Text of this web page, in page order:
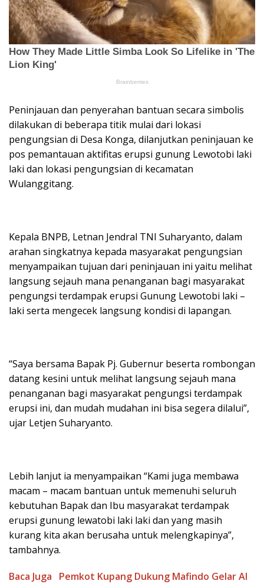
Peninjauan dan penyerahan bantuan secara simbolis
dilakukan di beberapa titik mulai dari lokasi
pengungsian di Desa Konga, dilanjutkan peninjauan ke
pos pemantauan aktifitas erupsi gunung Lewotobi laki
laki dan lokasi pengungsian di kecamatan
Wulanggitang.
Kepala BNPB, Letnan Jendral TNI Suharyanto, dalam
arahan singkatnya kepada masyarakat pengungsian
menyampaikan tujuan dari peninjauan ini yaitu melihat
langsung sejauh mana penanganan bagi masyarakat
pengungsi terdampak erupsi Gunung Lewotobi laki –
laki serta mengecek langsung kondisi di lapangan.
“Saya bersama Bapak Pj. Gubernur beserta rombongan
datang kesini untuk melihat langsung sejauh mana
penanganan bagi masyarakat pengungsi terdampak
erupsi ini, dan mudah mudahan ini bisa segera dilalui”,
ujar Letjen Suharyanto.
Lebih lanjut ia menyampaikan “Kami juga membawa
macam – macam bantuan untuk memenuhi seluruh
kebutuhan Bapak dan Ibu masyarakat terdampak
erupsi gunung lewatobi laki laki dan yang masih
kurang kita akan berusaha untuk melengkapinya”,
tambahnya.
Baca Juga
Pemkot Kupang Dukung Mafindo Gelar AI